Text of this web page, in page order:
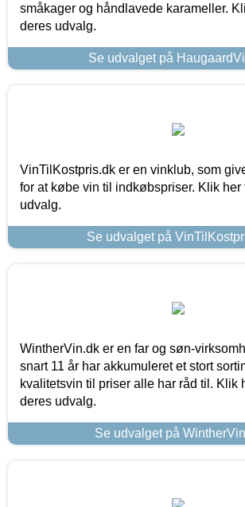
småkager og håndlavede karameller.
deres udvalg.
Se udvalget på
VinTilKostpris.dk er en vinklub, som
for at købe vin til indkøbspriser. Klik her
udvalg.
Se udvalget på
WintherVin.dk er en far og søn-
snart 11 år har akkumuleret et stort
kvalitetsvin til priser alle har råd til. Klik
deres udvalg.
Se udvalget på